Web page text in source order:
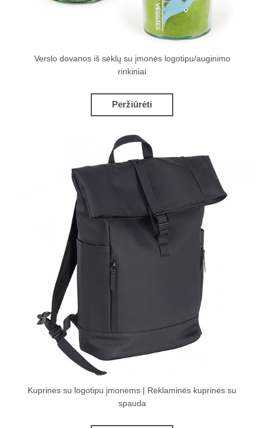
Verslo dovanos iš sėklų su įmonės logotipu/auginimo
rinkiniai
Peržiūrėti
Kuprinės su logotipu įmonėms | Reklaminės kuprinės su
spauda